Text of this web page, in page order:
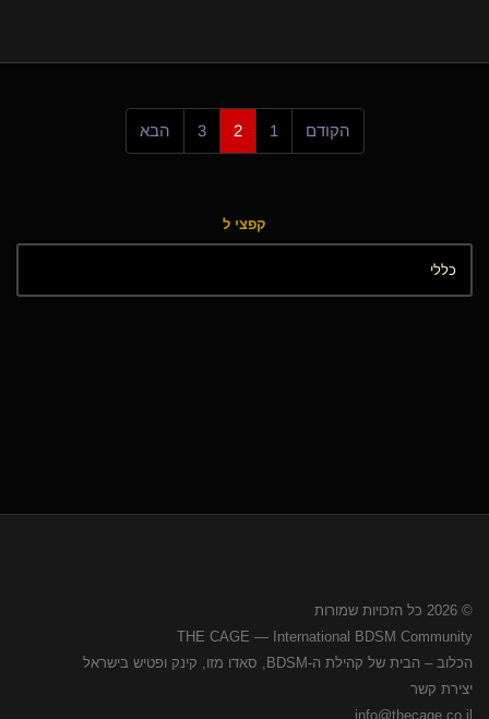
הקודם 1
2
3 הבא
קפצי ל
© 2026 כל הזכויות שמורות
THE CAGE — International BDSM Community
הכלוב – הבית של קהילת ה-BDSM, סאדו מזו, קינק ופטיש בישראל
יצירת קשר
info@thecage.co.il